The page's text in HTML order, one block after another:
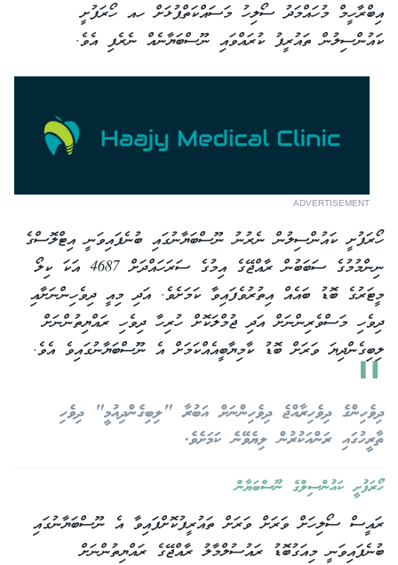
އިބްރާހީމް މުހައްމަދު ސޯލިހު މަސައްކަތްޕުޅަށް ހއ ހޯރަފުށީ
ކައުންސިލުން ތައުރީފު ކުރައްވައި ނޫސްބަޔާނެއް ނެރެފި އެވެ.
ADVERTISEMENT
ހޯރަފުށީ ކައުންސިލުން ނެރުނު ނޫސްބަޔާނުގައި ބުނެފައިވަނީ އިޓްލޮސްގެ
ނިންމުމުގެ ސަބަބުން ރާއްޖޭގެ އިމުގެ ސަރަހައްދަށް 4687 އަކަ ކިލޯ
މީޓަރުގެ ބޮޑު ބައެއް އިތުރުވެފައިވާ ކަމަށެވެ. އަދި މިއީ ދިވެހިންނަށާއި
ދިވެހި މަސްވެރިންނަށް އަދި ޖުމްލަކޮށް ހުރިހާ ދިވެހި ރައްޔިތުންނަށް
ލިބިގެންދިޔަ ވަރަށް ބޮޑު ކާމިޔާބީއެއްކަމަށް އެ ނޫސްބަޔާނުގައިވެ އެވެ.
"
ދިވެހިންގެ ދިވެހިރާއްޖެ ދިވެހިންނަށް އަބުރާ "ލިބިގެންދިއުމީ" ދިވެހި
ތާރީހުގައި ރަންއަކުރުން ލިޔެވޭނެ ކަމަށެވެ.
ހޯރަފުށީ ކައުންސިލްގެ ނޫސްބަޔާން
ރައީސް ސޯލިހަށް ވަރަށް ވަރަށް ތައުރީފުކޮށްފައިވާ އެ ނޫސްބަޔާނުގައި
ބުނެފައިވަނީ މިއަގުބޮޑު ރައުސުލްމާލު ރާއްޖޭގެ ރައްޔިތުންނަށް